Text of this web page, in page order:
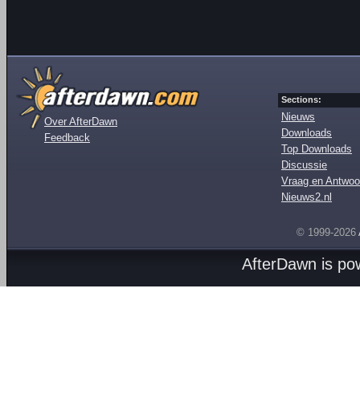
Over AfterDawn
Feedback
Sections:
Nieuws
Downloads
Top Downloads
Discussie
Vraag en
Nieuws2.nl
© 1999-2026
AfterDawn is